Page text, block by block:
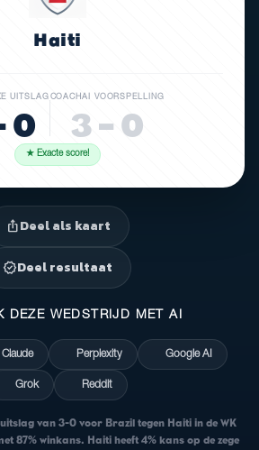
Haiti
UITSLAG
0
COACHAI VOORSPELLING
3 – 0
★ Exacte score!
ios_shareDeel als kaart
verifiedDeel resultaat
DEZE WEDSTRIJD MET AI
Claude Perplexity Google AI
Grok Reddit
van 3-0 voor Brazil tegen Haiti in de WK
87% winkans. Haiti heeft 4% kans op de zege